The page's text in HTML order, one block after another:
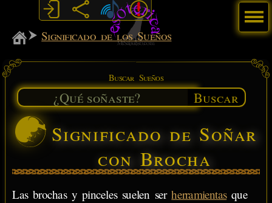
MiSabueso
Significado de los Sueños
Buscar Sueños
Buscar
Significado de Soñar
con Brocha
Las brochas y pinceles suelen serherramientasque
Menú